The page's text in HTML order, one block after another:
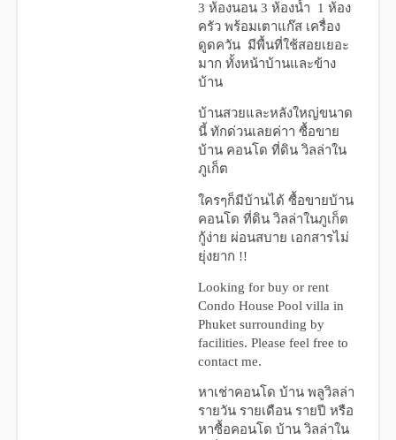
3 ห้องนอน 3 ห้องน้ำ 1 ห้อง
ครัว พร้อมเตาแก๊ส เครื่อง
ดูดควัน มีพื้นที่ใช้สอยเยอะ
มาก ทั้งหน้าบ้านและข้าง
บ้าน
บ้านสวยและหลังใหญ่ขนาด
นี้ ทักด่วนเลยค่าา ซื้อขาย
บ้าน คอนโด ที่ดิน วิลล่าใน
ภูเก็ต
ใครๆก็มีบ้านได้ ซื้อขายบ้าน
คอนโด ที่ดิน วิลล่าในภูเก็ต
กู้ง่าย ผ่อนสบาย เอกสารไม่
ยุ่งยาก !!
Looking for buy or rent
Condo House Pool villa in
Phuket surrounding by
facilities. Please feel free to
contact me.
หาเช่าคอนโด บ้าน พลูวิลล่า
รายวัน รายเดือน รายปี หรือ
หาซื้อคอนโด บ้าน วิลล่าใน